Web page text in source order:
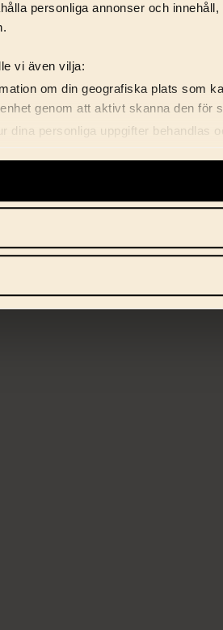
personliga annonser och
vi även vilja:
om din geografiska plats som
genom att aktivt skanna den för
dina personliga uppgifter behandlas